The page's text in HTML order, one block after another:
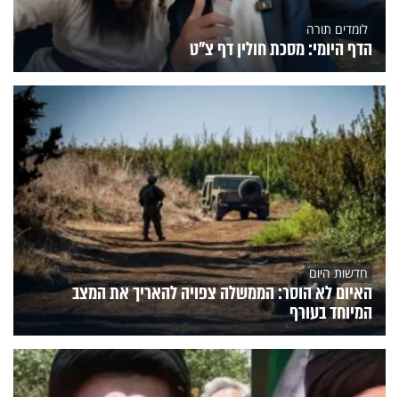
לומדים תורה
הדף היומי: מסכת חולין דף צ"ט
חדשות היום
האיום לא הוסר: הממשלה צפויה להאריך את המצב
המיוחד בעורף